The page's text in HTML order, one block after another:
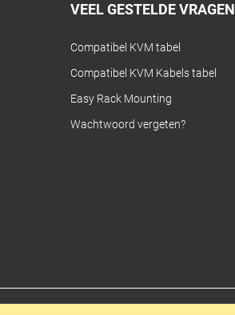
VEEL GESTELDE VRAGEN
Compatibel KVM tabel
Compatibel KVM Kabels tabel
Easy Rack Mounting
Wachtwoord vergeten?